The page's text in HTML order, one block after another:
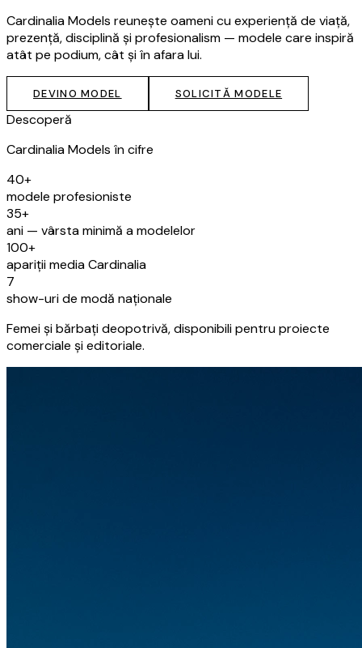
Cardinalia Models reunește oameni cu experiență de viață,
prezență, disciplină și profesionalism — modele care inspiră
atât pe podium, cât și în afara lui.
DEVINO MODEL SOLICITĂ MODELE
Descoperă
Cardinalia Models în cifre
40+
modele profesioniste
35+
ani — vârsta minimă a modelelor
100+
apariții media Cardinalia
7
show-uri de modă naționale
Femei și bărbați deopotrivă, disponibili pentru proiecte
comerciale și editoriale.